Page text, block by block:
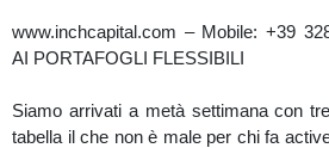
www.inchcapital.com – Mobile: +39
AI PORTAFOGLI FLESSIBILI
Siamo arrivati a metà settimana con
tabella il che non è male per chi fa